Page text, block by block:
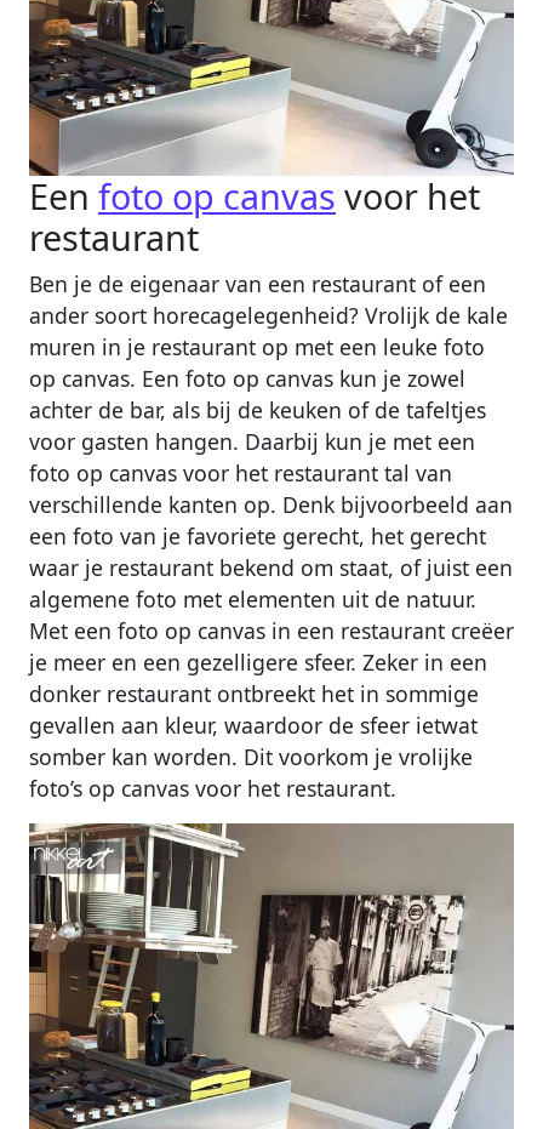
Een foto op canvas voor het
restaurant
Ben je de eigenaar van een restaurant of een
ander soort horecagelegenheid? Vrolijk de kale
muren in je restaurant op met een leuke foto
op canvas. Een foto op canvas kun je zowel
achter de bar, als bij de keuken of de tafeltjes
voor gasten hangen. Daarbij kun je met een
foto op canvas voor het restaurant tal van
verschillende kanten op. Denk bijvoorbeeld aan
een foto van je favoriete gerecht, het gerecht
waar je restaurant bekend om staat, of juist een
algemene foto met elementen uit de natuur.
Met een foto op canvas in een restaurant creëer
je meer en een gezelligere sfeer. Zeker in een
donker restaurant ontbreekt het in sommige
gevallen aan kleur, waardoor de sfeer ietwat
somber kan worden. Dit voorkom je vrolijke
foto’s op canvas voor het restaurant.